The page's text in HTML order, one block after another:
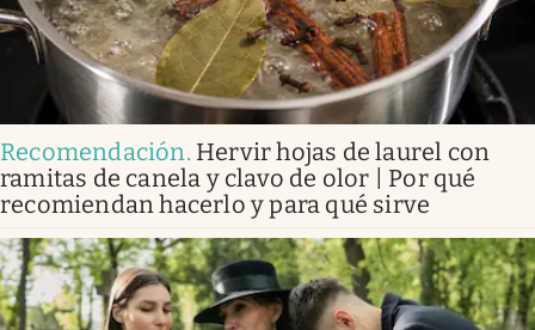
Recomendación. Hervir hojas de laurel con
ramitas de canela y clavo de olor | Por qué
recomiendan hacerlo y para qué sirve